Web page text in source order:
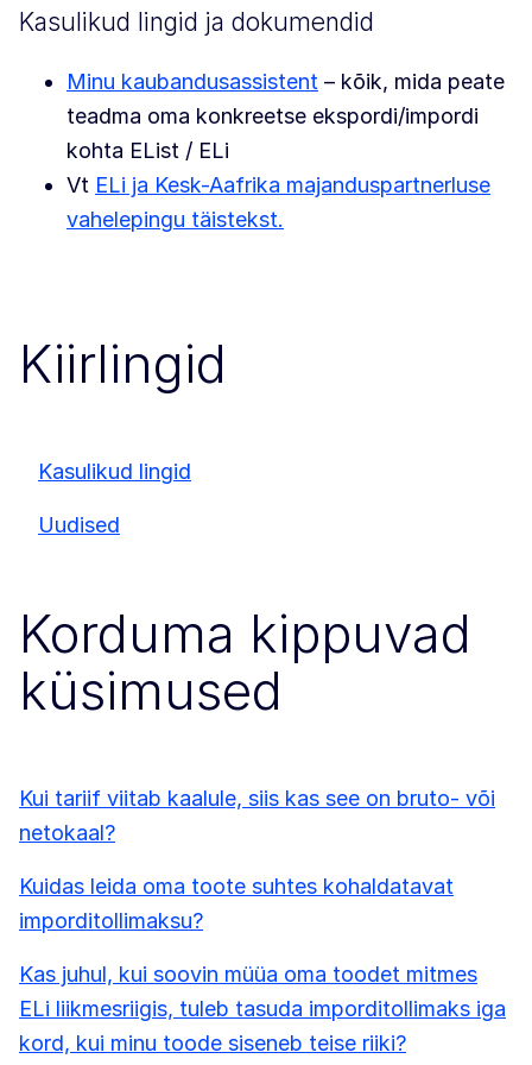
Kasulikud lingid ja dokumendid
Minu kaubandusassistent – kõik, mida peate
teadma oma konkreetse ekspordi/impordi
kohta EList / ELi
Vt ELi ja Kesk-Aafrika majanduspartnerluse
vahelepingu täistekst.
Kiirlingid
Kasulikud lingid
Uudised
Korduma kippuvad
küsimused
Kui tariif viitab kaalule, siis kas see on bruto- või
netokaal?
Kuidas leida oma toote suhtes kohaldatavat
imporditollimaksu?
Kas juhul, kui soovin müüa oma toodet mitmes
ELi liikmesriigis, tuleb tasuda imporditollimaks iga
kord, kui minu toode siseneb teise riiki?